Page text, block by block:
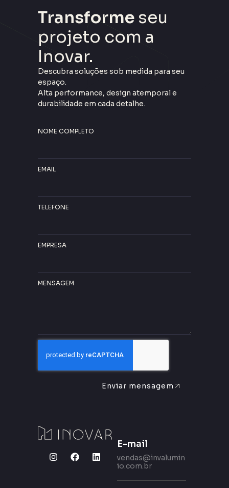
Transforme seu
projeto com a
Inovar.
Descubra soluções sob medida para seu
espaço.
Alta performance, design atemporal e
durabilidade em cada detalhe.
NOME COMPLETO
EMAIL
TELEFONE
EMPRESA
MENSAGEM
Enviar mensagem
E-mail
vendas@invalumin
io.com.br